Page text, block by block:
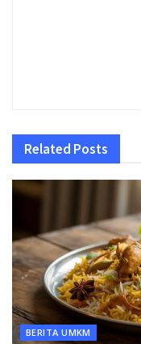
Related Posts
BERITA UMKM